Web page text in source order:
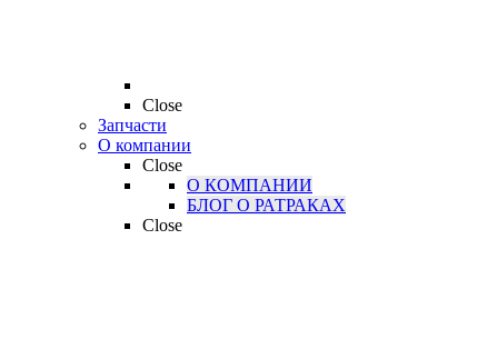
Close
Запчасти
О компании
Close
О КОМПАНИИ
БЛОГ О РАТРАКАХ
Close